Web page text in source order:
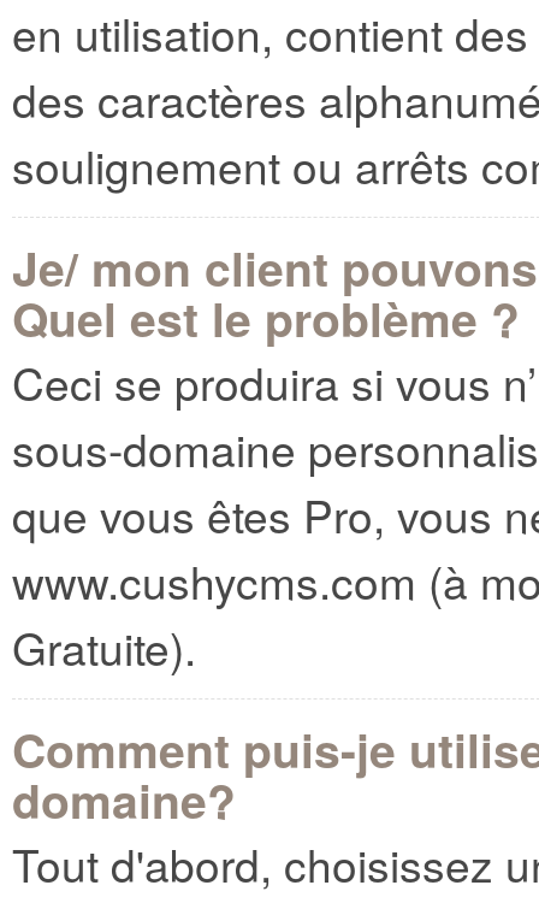
en utilisation, contient
des caractères
soulignement ou arrêts
Je/ mon client
Quel est le problème ?
Ceci se produira si vous
sous-domaine
que vous êtes Pro, vous
www.cushycms.com (à
Gratuite).
Comment puis-je
domaine?
Tout d'abord, choisissez